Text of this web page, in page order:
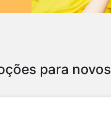
para novos